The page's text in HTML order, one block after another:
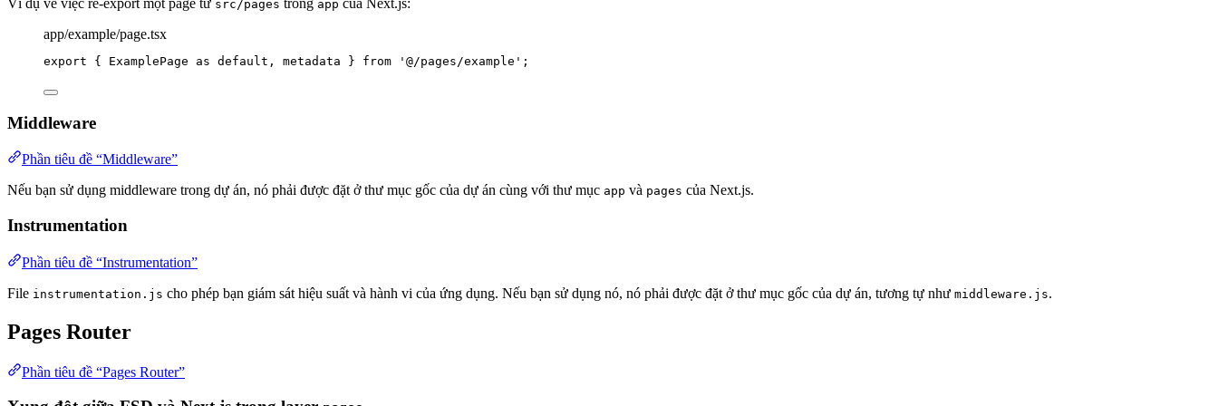
Ví dụ về việc re-export một page từ src/pages trong app của Next.js:
app/example/page.tsx
export { ExamplePage as default , metadata } from ' @/pages/example ' ;
Middleware
Phần tiêu đề “Middleware”
Nếu bạn sử dụng middleware trong dự án, nó phải được đặt ở thư mục gốc của dự án cùng với thư mục app và pages của Next.js.
Instrumentation
Phần tiêu đề “Instrumentation”
File instrumentation.js cho phép bạn giám sát hiệu suất và hành vi của ứng dụng. Nếu bạn sử dụng nó, nó phải được đặt ở thư mục gốc của dự án, tương tự như middleware.js.
Pages Router
Phần tiêu đề “Pages Router”